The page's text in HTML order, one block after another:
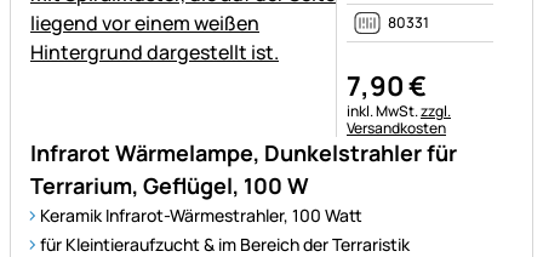
Infrarot Wärmelampe, Dunkelstrahler für
Terrarium, Geflügel, 100 W
Keramik Infrarot-Wärmestrahler, 100 Watt
für Kleintieraufzucht & im Bereich der Terraristik
80331
7,90€
Steuerhinweis:
inkl. MwSt.zzgl.
Versandkosten